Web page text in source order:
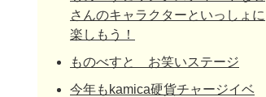
さんのキャラクターといっしょに
楽しもう！
ものべすと お笑いステージ
今年もkamica硬貨チャージイベ